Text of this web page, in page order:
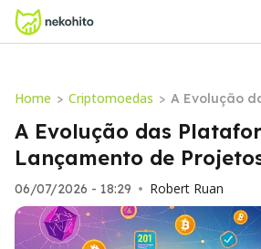
Home > Criptomoedas > A Evolução
ançamento
A Evolução das
Lançamento de
06/07/2026 - 18:29 • Robert Ruan